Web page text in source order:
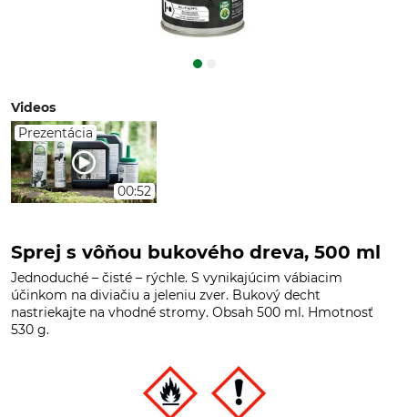
Videos
Prezentácia
00:52
Sprej s vôňou bukového dreva, 500 ml
Jednoduché – čisté – rýchle. S vynikajúcim vábiacim
účinkom na diviačiu a jeleniu zver. Bukový decht
nastriekajte na vhodné stromy. Obsah 500 ml. Hmotnosť
530 g.